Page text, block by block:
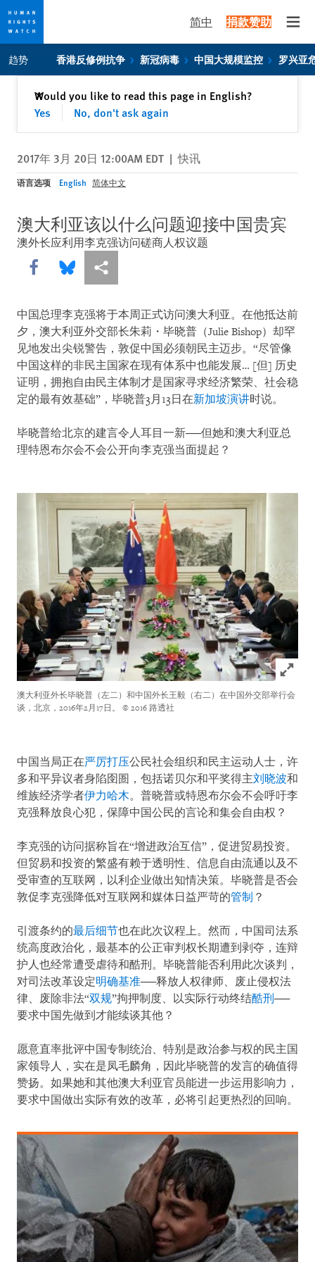
Skip
to
privacy
Skip
to
content
简中 捐款赞助
趋势 香港反修例抗争 新冠病毒 中国大规模监控 罗兴亚
Would you like to read this page in English?
Yes
No, don't ask again
✕关闭
2017年 3月 20日 12:00AM EDT | 快讯
语言选项 English 简体中文
澳大利亚该以什么问题迎接中国贵宾
澳外长应利用李克强访问磋商人权议题
Share this via Facebook
Share this via Bluesky
More sharing options
中国总理李克强将于本周正式访问澳大利亚。在他抵达前
夕，澳大利亚外交部长朱莉・毕晓普（Julie Bishop）却罕
见地发出尖锐警告，敦促中国必须朝民主迈步。“尽管像
中国这样的非民主国家在现有体系中也能发展… [但] 历史
证明，拥抱自由民主体制才是国家寻求经济繁荣、社会稳
定的最有效基础”，毕晓普3月13日在新加坡演讲时说。
毕晓普给北京的建言令人耳目一新──但她和澳大利亚总
理特恩布尔会不会公开向李克强当面提起？
Click to
澳大利亚外长毕晓普（左二）和中国外长王毅（右二）在中国外交部举行会
谈，北京，2016年2月17日。 © 2016 路透社
中国当局正在严厉打压公民社会组织和民主运动人士，许
多和平异议者身陷囹圄，包括诺贝尔和平奖得主刘晓波和
维族经济学者伊力哈木。普晓普或特恩布尔会不会呼吁李
克强释放良心犯，保障中国公民的言论和集会自由权？
李克强的访问据称旨在“增进政治互信”，促进贸易投资。
但贸易和投资的繁盛有赖于透明性、信息自由流通以及不
受审查的互联网，以利企业做出知情决策。毕晓普是否会
敦促李克强降低对互联网和媒体日益严苛的管制 ？
引渡条约的最后细节也在此次议程上。然而，中国司法系
统高度政治化，最基本的公正审判权长期遭到剥夺，连辩
护人也经常遭受虐待和酷刑。毕晓普能否利用此次谈判，
对司法改革设定明确基准──释放人权律师、废止侵权法
律、废除非法“双规”拘押制度、以实际行动终结酷刑 ──
要求中国先做到才能续谈其他？
愿意直率批评中国专制统治、特别是政治参与权的民主国
家领导人，实在是凤毛麟角，因此毕晓普的发言的确值得
赞扬。如果她和其他澳大利亚官员能进一步运用影响力，
要求中国做出实际有效的改革，必将引起更热烈的回响。